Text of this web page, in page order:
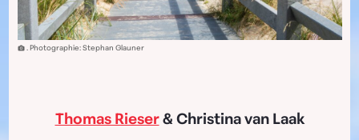
. Photographie: Stephan Glauner
Thomas Rieser& Christina van Laak